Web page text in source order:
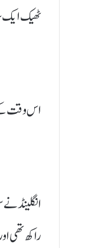
ٹھیک ایک
اس وقت
انگلینڈ
راکھ تھی